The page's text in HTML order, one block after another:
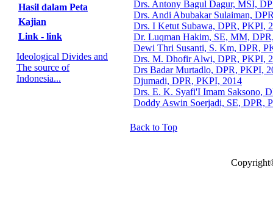
Hasil dalam Peta
Kajian
Link - link
Ideological Divides and
The source of
Indonesia...
Drs. Antony Bagul Dagur, MSI,
Drs. Andi Abubakar Sulaiman,
Drs. I Ketut Subawa, DPR, PKPI,
Dr. Luqman Hakim, SE, MM,
Dewi Thri Susanti, S. Km, DPR,
Drs. M. Dhofir Alwi, DPR, PKPI,
Drs Badar Murtadlo, DPR, PKPI,
Djumadi, DPR, PKPI, 2014
Drs. E. K. Syafi'I Imam Saksono,
Doddy Aswin Soerjadi, SE, DPR,
Back to Top